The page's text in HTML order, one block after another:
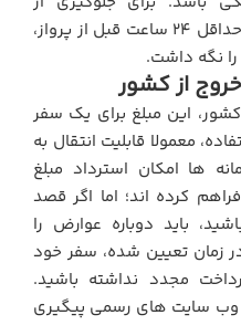
مشکلات لحظه آخری، بهتر است حداقل ۲۴ ساعت قبل از پرواز،
را نگه داشت.
از کشور
این مبلغ برای یک سفر
معمولا قابلیت انتقال به
ها امکان استرداد مبلغ
کرده‌ اند؛ اما اگر قصد
باید دوباره عوارض را
زمان تعیین‌ شده، سفر خود
مجدد نداشته باشید.
وب‌ سایت‌ های رسمی پیگیری